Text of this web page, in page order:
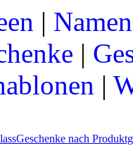
|
|
|
Geschenke nach